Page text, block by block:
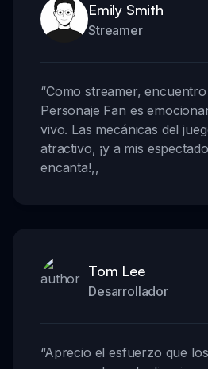
Emily Smith
Streamer
“Como streamer,
Personaje Fan es
vivo. Las mecánicas del
atractivo, ¡y a mis
encanta!,,
Tom Lee
Desarrollador
“Aprecio el esfuerzo que